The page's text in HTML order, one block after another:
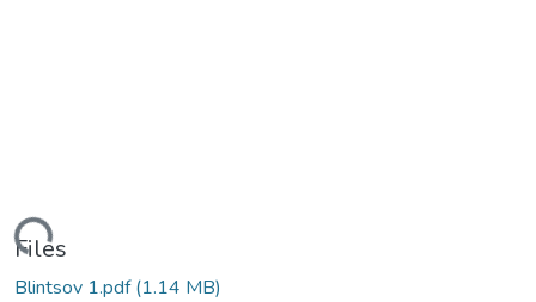
Files
Blintsov 1.pdf(1.14 MB)